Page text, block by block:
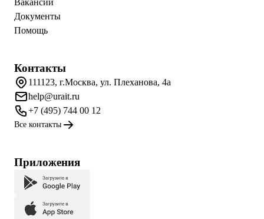
Вакансии
Документы
Помощь
Контакты
111123, г.Москва, ул. Плеханова, 4а
help@urait.ru
+7 (495) 744 00 12
Все контакты
Приложения